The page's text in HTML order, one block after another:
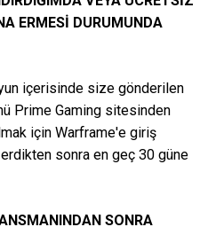
ERMESİ DURUMUNDA
içerisinde size gönderilen
Prime Gaming sitesinden
için Warframe'e giriş
sonra en geç 30 güne
SONRA